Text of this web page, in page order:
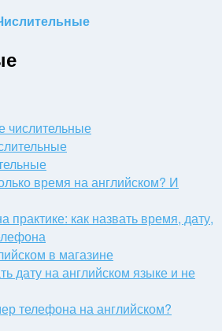
числительные
время на английском? И
практике: как назвать время, дату,
в магазине
дату на английском языке и не
телефона на английском?